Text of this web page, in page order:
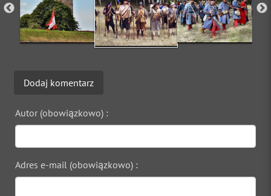
Dodaj komentarz
Autor (obowiązkowo) :
Adres e-mail (obowiązkowo) :